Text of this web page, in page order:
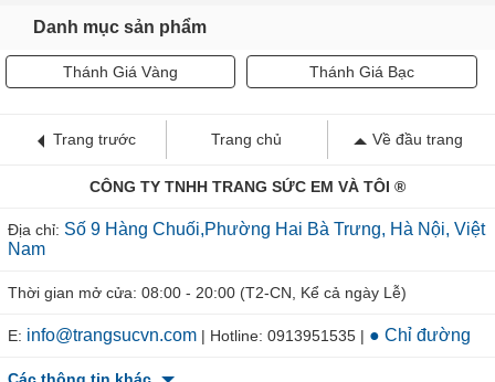
Danh mục sản phẩm
Thánh Giá Vàng Thánh Giá Bạc
Trang trước Trang chủ Về đầu trang
CÔNG TY TNHH TRANG SỨC EM VÀ TÔI ®
Địa chỉ: Số 9 Hàng Chuối,Phường Hai Bà Trưng, Hà Nội, Việt
Nam
Thời gian mở cửa: 08:00 - 20:00 (T2-CN, Kể cả ngày Lễ)
E: info@trangsucvn.com | Hotline: 0913951535 | ● Chỉ đường